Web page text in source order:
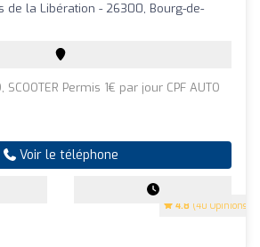
4.8 (40 Opinions)
de la Libération - 26300, Bourg-de-
SCOOTER Permis 1€ par jour CPF AUTO
Voir le téléphone